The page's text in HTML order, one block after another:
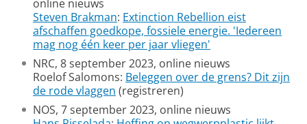
online nieuws
Steven Brakman: Extinction Rebellion eist
afschaffen goedkope, fossiele energie. 'Iedereen
mag nog één keer per jaar vliegen'
NRC, 8 september 2023, online nieuws
Roelof Salomons: Beleggen over de grens? Dit zijn
de rode vlaggen (registreren)
NOS, 7 september 2023, online nieuws